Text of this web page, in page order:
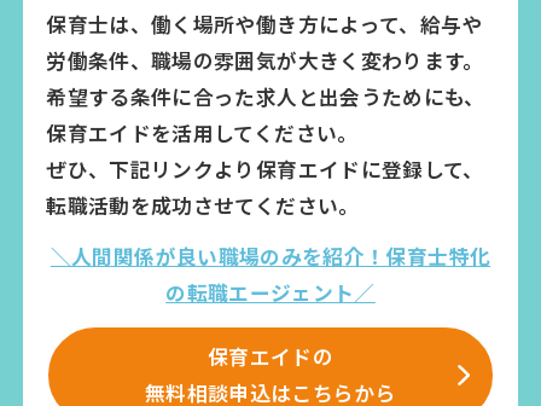
保育士は、働く場所や働き方によって、給与や
労働条件、職場の雰囲気が大きく変わります。
希望する条件に合った求人と出会うためにも、
保育エイドを活用してください。
ぜひ、下記リンクより保育エイドに登録して、
転職活動を成功させてください。
＼人間関係が良い職場のみを紹介！保育士特化
の転職エージェント／
保育エイドの
無料相談申込はこちらから